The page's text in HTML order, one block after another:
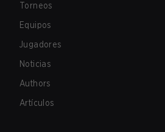
Torneos
Equipos
Jugadores
Noticias
Authors
Artículos